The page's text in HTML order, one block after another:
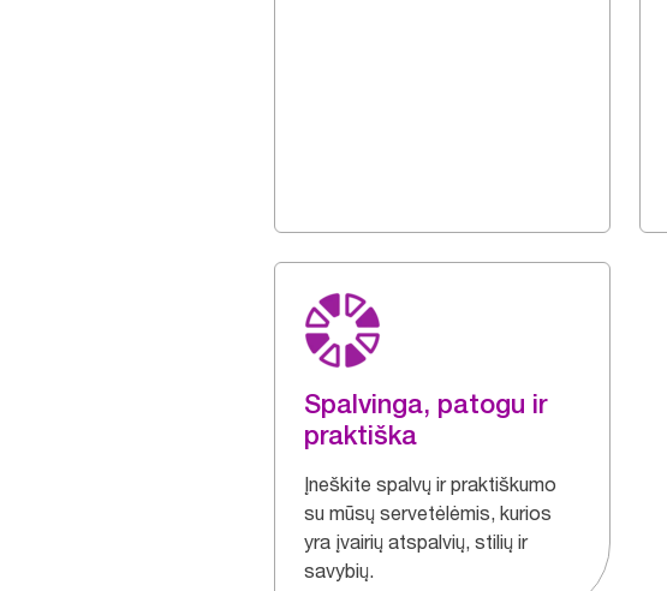
Spalvinga, patogu ir
praktiška
Įneškite spalvų ir praktiškumo
su mūsų servetėlėmis, kurios
yra įvairių atspalvių, stilių ir
savybių.